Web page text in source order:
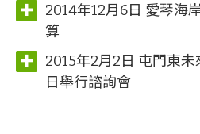
2014年12月6日 愛琴海
算
2015年2月2日 屯門東
日舉行諮詢會